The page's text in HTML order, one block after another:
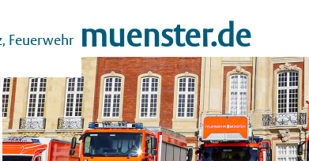
Feuerwehr muenster.de